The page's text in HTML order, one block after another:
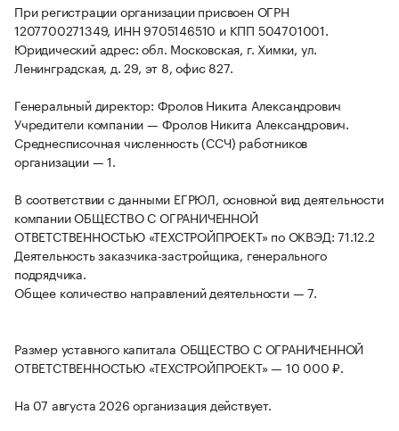
При регистрации организации присвоен ОГРН
1207700271349, ИНН 9705146510 и КПП 504701001.
Юридический адрес: обл. Московская, г. Химки, ул.
Ленинградская, д. 29, эт 8, офис 827.
Генеральный директор: Фролов Никита Александрович
Учредители компании — Фролов Никита Александрович.
Среднесписочная численность (ССЧ) работников
организации — 1.
В соответствии с данными ЕГРЮЛ, основной вид деятельности
компании ОБЩЕСТВО С ОГРАНИЧЕННОЙ
ОТВЕТСТВЕННОСТЬЮ «ТЕХСТРОЙПРОЕКТ» по ОКВЭД: 71.12.2
Деятельность заказчика-застройщика, генерального
подрядчика.
Общее количество направлений деятельности — 7.
Размер уставного капитала ОБЩЕСТВО С ОГРАНИЧЕННОЙ
ОТВЕТСТВЕННОСТЬЮ «ТЕХСТРОЙПРОЕКТ» — 10 000 ₽.
На 07 августа 2026 организация действует.